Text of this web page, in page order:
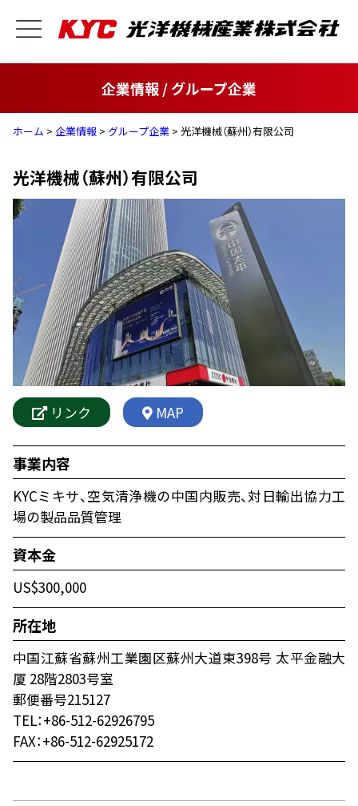
企業情報 / グループ企業
ホーム > 企業情報 > グループ企業 > 光洋機械（蘇州）有限公司
光洋機械（蘇州）有限公司
リンク MAP
事業内容
KYCミキサ、空気清浄機の中国内販売、対日輸出協力工
場の製品品質管理
資本金
US$300,000
所在地
中国江蘇省蘇州工業園区蘇州大道東398号 太平金融大
厦 28階2803号室
郵便番号215127
TEL：+86-512-62926795
FAX：+86-512-62925172